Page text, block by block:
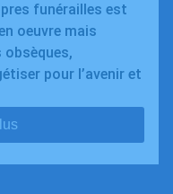
funérailles est
oeuvre mais
pour l’avenir et